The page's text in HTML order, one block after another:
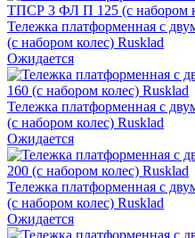
Тележка платформенная с
(с набором колес) Rusklad
Ожидается
Тележка платформенная с
(с набором колес) Rusklad
Ожидается
Тележка платформенная с
(с набором колес) Rusklad
Ожидается